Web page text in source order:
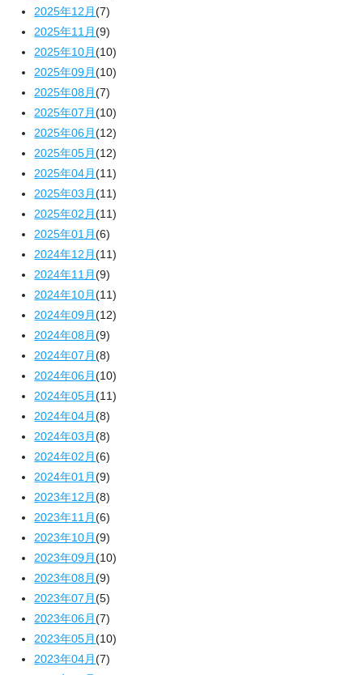
2025年12月(7)
2025年11月(9)
2025年10月(10)
2025年09月(10)
2025年08月(7)
2025年07月(10)
2025年06月(12)
2025年05月(12)
2025年04月(11)
2025年03月(11)
2025年02月(11)
2025年01月(6)
2024年12月(11)
2024年11月(9)
2024年10月(11)
2024年09月(12)
2024年08月(9)
2024年07月(8)
2024年06月(10)
2024年05月(11)
2024年04月(8)
2024年03月(8)
2024年02月(6)
2024年01月(9)
2023年12月(8)
2023年11月(6)
2023年10月(9)
2023年09月(10)
2023年08月(9)
2023年07月(5)
2023年06月(7)
2023年05月(10)
2023年04月(7)